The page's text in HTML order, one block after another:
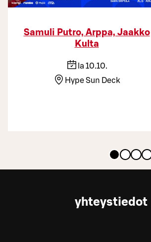
Samuli Putro, Arppa, Jaakko
Kulta
la 10.10.
Hype Sun Deck
yhteystiedot